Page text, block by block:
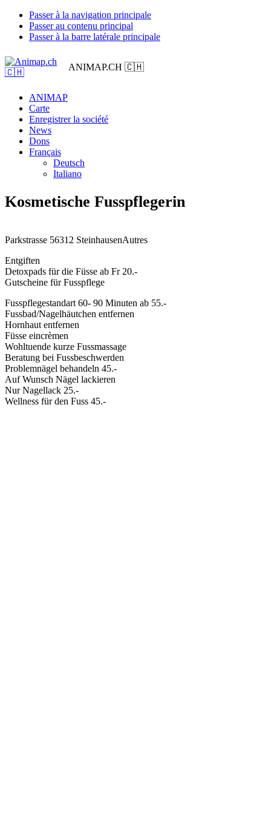
Passer à la navigation principale
Passer au contenu principal
Passer à la barre latérale principale
ANIMAP.CH 🇨🇭
ANIMAP
Carte
Enregistrer la société
News
Dons
Français
Deutsch
Italiano
Kosmetische Fusspflegerin
Parkstrasse 56312 SteinhausenAutres
Entgiften
Detoxpads für die Füsse ab Fr 20.-
Gutscheine für Fusspflege
Fusspflegestandart 60- 90 Minuten ab 55.-
Fussbad/Nagelhäutchen entfernen
Hornhaut entfernen
Füsse eincrèmen
Wohltuende kurze Fussmassage
Beratung bei Fussbeschwerden
Problemnägel behandeln 45.-
Auf Wunsch Nägel lackieren
Nur Nagellack 25.-
Wellness für den Fuss 45.-